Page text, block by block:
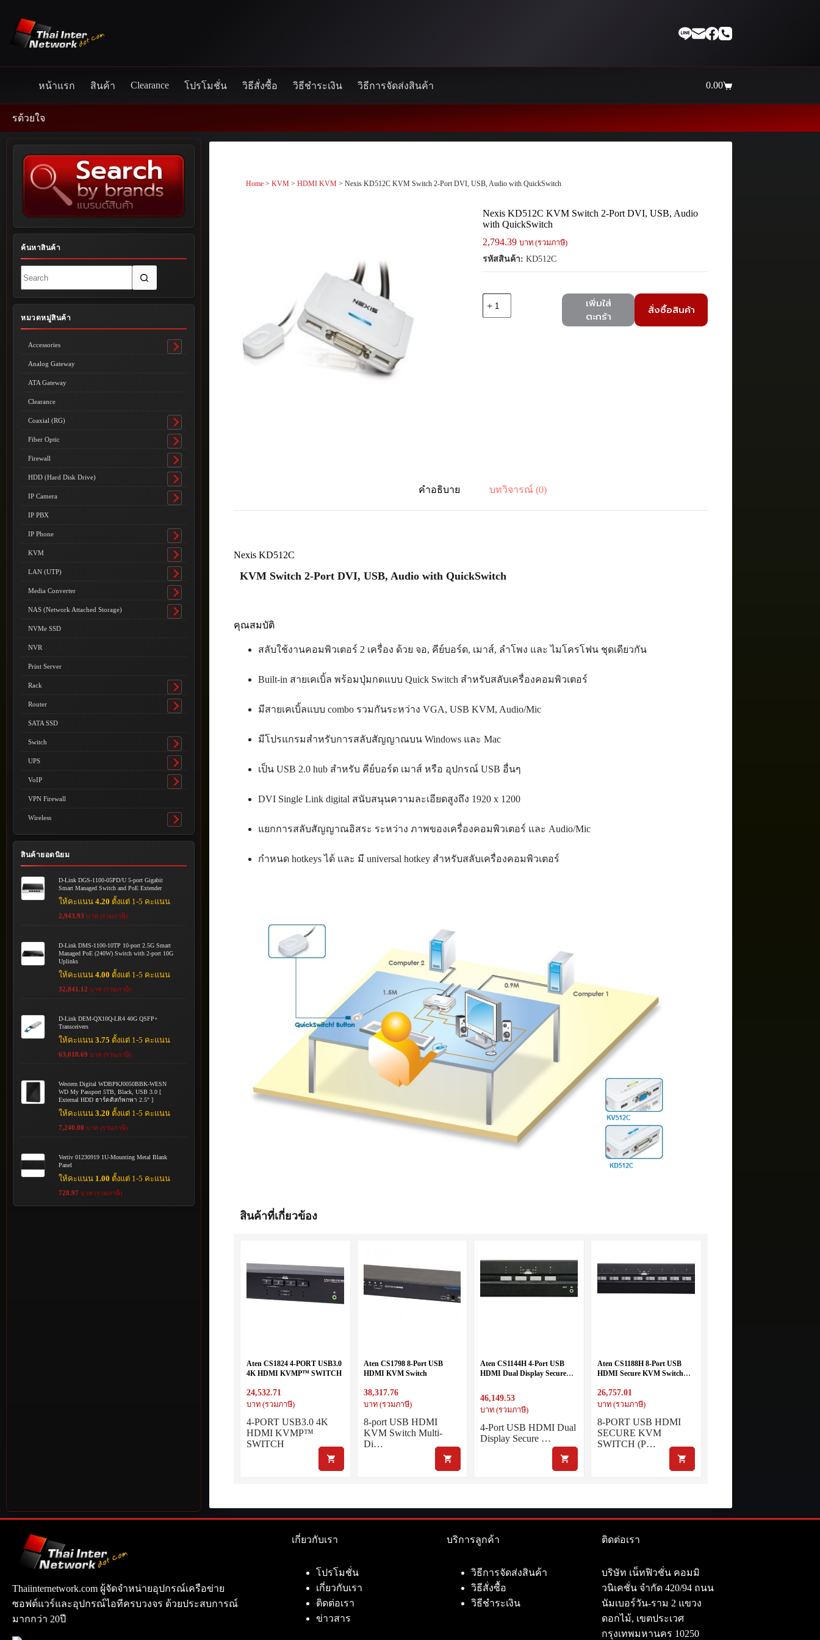
content
หน้าแรก สินค้า Clearance โปรโมชั่น วิธีสั่งซื้อ วิธีชำระเงิน วิธีการจัดส่งสินค้า
Shopping
0.00
Home >KVM >HDMI KVM > Nexis KD512C KVM Switch 2-Port DVI, USB, Audio with QuickSwitch
Nexis KD512C KVM Switch 2-Port DVI, USB, Audio
with QuickSwitch
2,794.39 บาท (รวมภาษี)
รหัสสินค้า: KD512C
เพิ่มใส่
ตะกร้า
สั่งซื้อสินค้า
คำอธิบาย บทวิจารณ์ (0)
Nexis KD512C
KVM Switch 2-Port DVI, USB, Audio with QuickSwitch
คุณสมบัติ
สลับใช้งานคอมพิวเตอร์ 2 เครื่อง ด้วย จอ, คีย์บอร์ด, เมาส์, ลำโพง และ ไมโครโฟน ชุดเดียวกัน
Built-in สายเคเบิ้ล พร้อมปุ่มกดแบบ Quick Switch สำหรับสลับเครื่องคอมพิวเตอร์
มีสายเคเบิ้ลแบบ combo รวมกันระหว่าง VGA, USB KVM, Audio/Mic
มีโปรแกรมสำหรับการสลับสัญญาณบน Windows และ Mac
เป็น USB 2.0 hub สำหรับ คีย์บอร์ด เมาส์ หรือ อุปกรณ์ USB อื่นๆ
DVI Single Link digital สนับสนุนความละเอียดสูงถึง 1920 x 1200
แยกการสลับสัญญาณอิสระ ระหว่าง ภาพของเครื่องคอมพิวเตอร์ และ Audio/Mic
กำหนด hotkeys ได้ และ มี universal hotkey สำหรับสลับเครื่องคอมพิวเตอร์
สินค้าที่เกี่ยวข้อง
Aten CS1824 4-PORT USB3.0
4K HDMI KVMP™ SWITCH
24,532.71
บาท (รวมภาษี)
4-PORT USB3.0 4K
HDMI KVMP™
SWITCH
Aten CS1798 8-Port USB
HDMI KVM Switch
38,317.76
บาท (รวมภาษี)
8-port USB HDMI
KVM Switch Multi-
Di…
Aten CS1144H 4-Port USB
HDMI Dual Display Secure
Compliant)
46,149.53
บาท (รวมภาษี)
4-Port USB HDMI Dual
Display Secure …
Aten CS1188H 8-Port USB
HDMI Secure KVM Switch
26,757.01
บาท (รวมภาษี)
8-PORT USB HDMI
SECURE KVM
SWITCH (P…
ค้นหาสินค้า
results
หมวดหมู่สินค้า
Accessories
Toggle
Analog Gateway
ATA Gateway
Clearance
Coaxial (RG)
Toggle
submenu
Fiber Optic
Toggle
submenu
Firewall
Toggle
submenu
HDD (Hard Disk Drive)
Toggle
submenu
IP Camera
Toggle
IP PBX
IP Phone
Toggle
submenu
KVM
Toggle
submenu
LAN (UTP)
Toggle
submenu
Media Converter
Toggle
submenu
NAS (Network Attached Storage)
Toggle
NVMe SSD
NVR
Print Server
Rack
Toggle
submenu
Router
Toggle
SATA SSD
Switch
Toggle
submenu
UPS
Toggle
submenu
VoIP
Toggle
VPN Firewall
Wireless
Toggle
submenu
สินค้ายอดนิยม
D-Link DGS-1100-05PD/U 5-port Gigabit
Smart Managed Switch and PoE Extender
ให้คะแนน4.20 ตั้งแต่ 1-5 คะแนน
2,943.93 บาท (รวมภาษี)
D-Link DMS-1100-10TP 10-port 2.5G Smart
Managed PoE (240W) Switch with 2-port 10G
Uplinks
ให้คะแนน4.00 ตั้งแต่ 1-5 คะแนน
32,841.12 บาท (รวมภาษี)
D-Link DEM-QX10Q-LR4 40G QSFP+
Transceivers
ให้คะแนน3.75 ตั้งแต่ 1-5 คะแนน
63,018.69 บาท (รวมภาษี)
Western Digital WDBPKJ0050BBK-WESN
WD My Passport 5TB, Black, USB 3.0 [
External HDD ฮาร์ดดิสก์พกพา 2.5" ]
ให้คะแนน3.20 ตั้งแต่ 1-5 คะแนน
7,240.00 บาท (รวมภาษี)
Vertiv 01230919 1U-Mounting Metal Blank
Panel
ให้คะแนน 1.00 ตั้งแต่ 1-5 คะแนน
728.97 บาท (รวมภาษี)
Thaiinternetwork.com ผู้จัดจำหน่ายอุปกรณ์เครือข่าย
ซอฟต์แวร์และอุปกรณ์ไอทีครบวงจร ด้วยประสบการณ์
มากกว่า 20ปี
เกี่ยวกับเรา
โปรโมชั่น
เกี่ยวกับเรา
ติดต่อเรา
ข่าวสาร
บริการลูกค้า
วิธีการจัดส่งสินค้า
วิธีสั่งซื้อ
วิธีชำระเงิน
ติดต่อเรา
บริษัท เน็ทฟิวชั่น คอมมิ
วนิเคชั่น จำกัด 420/94 ถนน
นัมเบอร์วัน-ราม 2 แขวง
ดอกไม้, เขตประเวศ
กรุงเทพมหานคร 10250